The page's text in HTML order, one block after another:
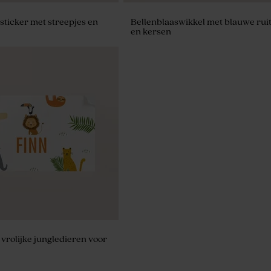
nude 1kg (± 240
met streepjes en
Bellenblaaswikkel met blauwe
en kersen
jungledieren voor